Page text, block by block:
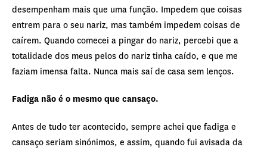
desempenham mais que uma função. Impedem que coisas
entrem para o seu nariz, mas também impedem coisas de
caírem. Quando comecei a pingar do nariz, percebi que a
totalidade dos meus pelos do nariz tinha caído, e que me
faziam imensa falta. Nunca mais saí de casa sem lenços.
Fadiga não é o mesmo que cansaço.
Antes de tudo ter acontecido, sempre achei que fadiga e
cansaço seriam sinónimos, e assim, quando fui avisada da